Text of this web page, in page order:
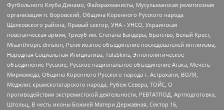
Футбольного Клуба Динамо, Файзрахманисты, Мусульманская религиозная
организация п. Боровский, Община Коренного Русского народа
Щелковского района, Правый сектор, УНА - УНСО, Украинская
повстанческая армия, Тризуб им. Степана Бандеры, Братство, Белый Крест,
Misanthropic division, Религиозное объединение последователей инглиизма,
Народная Социальная Инициатива, TulaSkins, Этнополитическое
объединение Русские, Русское национальное объединение Атака, Мечеть
Мирмамеда, Община Коренного Русского народа г. Астрахани, ВОЛЯ,
Меджлис крымскотатарского народа, Рубеж Севера, ТОЙС, О
противодействии экстремистской деятельности, РЕВТАТПОД, Артподготовка,
Штольц, В честь иконы Божией Матери Державная, Сектор 16,